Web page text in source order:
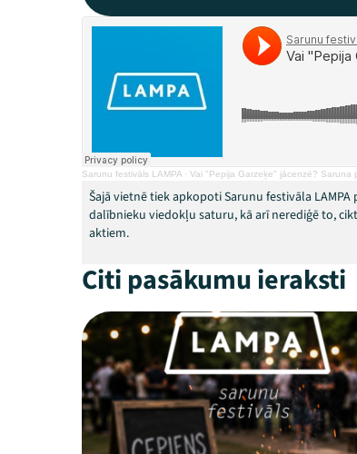
Sarunu festivāls LAMPA · Vai "Pepija Garzeķe" jācenzē? Saruna
Šajā vietnē tiek apkopoti Sarunu festivāla
dalībnieku viedokļu saturu, kā arī nerediģē to,
aktiem.
Citi pasākumu ieraksti